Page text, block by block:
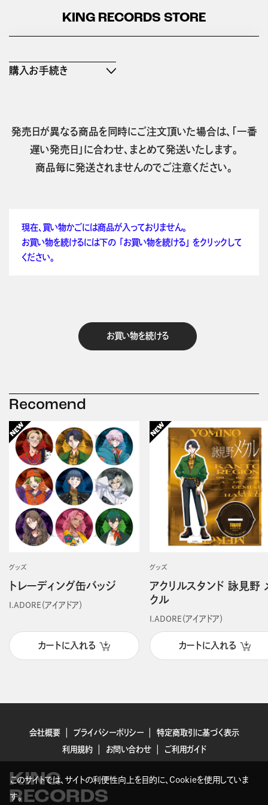
KING RECORDS STORE
購入お手続き
発売日が異なる商品を同時にご注文頂いた場合は、「一番
遅い発売日」に合わせ、まとめて発送いたします。
商品毎に発送されませんのでご注意ください。
現在、買い物かごには商品が入っておりません。
お買い物を続けるには下の 「お買い物を続ける」 をクリックして
ください。
お買い物を続ける
Recomend
グッズ
トレーディング缶バッジ
I.ADORE（アイアドア）
カートに入れる
グッズ
アクリルスタンド 詠見野
クル
I.ADORE（アイアドア）
カートに入れる
会社概要 プライバシーポリシー
特定商取引に基づく表示
利用規約
お問い合わせ ご利用ガイド
KING
RECORDS
このサイトでは、サイトの利便性向上を目的に、Cookieを使用していま
す。